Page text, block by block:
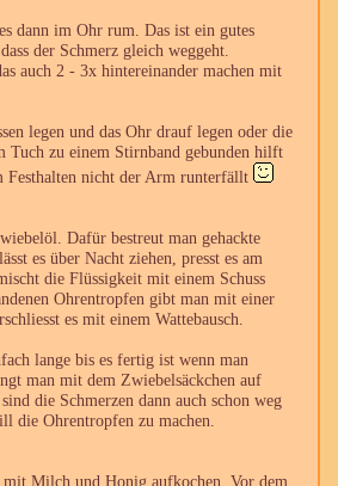
dann im Ohr rum. Das ist ein gutes
der Schmerz gleich weggeht.
auch 2 - 3x hintereinander machen mit
legen und das Ohr drauf legen oder die
Tuch zu einem Stirnband gebunden hilft
Festhalten nicht der Arm runterfällt
Dafür bestreut man gehackte
es über Nacht ziehen, presst es am
die Flüssigkeit mit einem Schuss
Ohrentropfen gibt man mit einer
es mit einem Wattebausch.
lange bis es fertig ist wenn man
man mit dem Zwiebelsäckchen auf
die Schmerzen dann auch schon weg
die Ohrentropfen zu machen.
Milch und Honig aufkochen. Vor dem